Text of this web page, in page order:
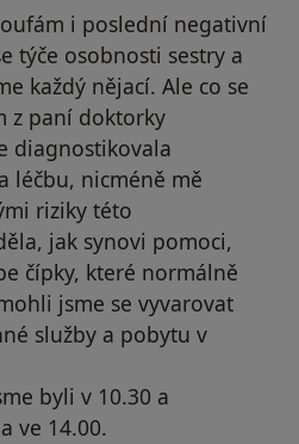
i poslední negativní
týče osobnosti sestry a
každý nějací. Ale co se
z paní doktorky
diagnostikovala
léčbu, nicméně mě
riziky této
jak synovi pomoci,
čípky, které normálně
jsme se vyvarovat
služby a pobytu v
byli v 10.30 a
ve 14.00.